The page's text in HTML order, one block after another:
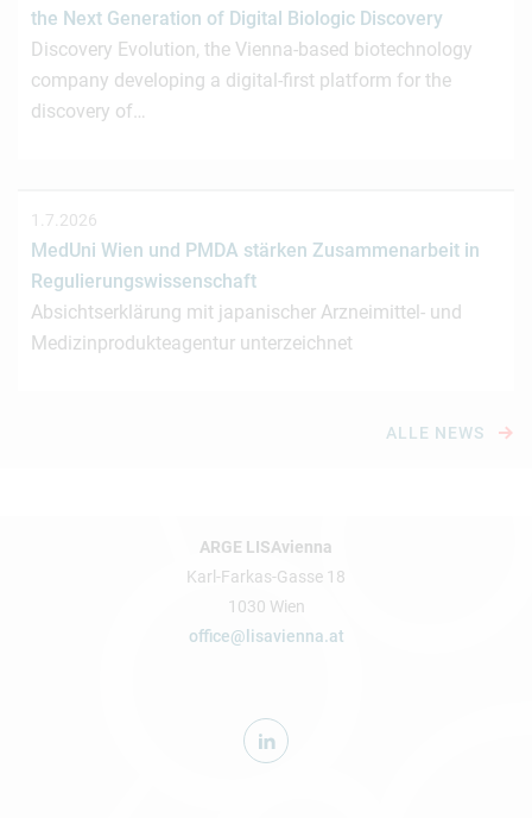
the Next Generation of Digital Biologic Discovery
Discovery Evolution, the Vienna-based biotechnology
company developing a digital-first platform for the
discovery of…
1.7.2026
MedUni Wien und PMDA stärken Zusammenarbeit in
Regulierungswissenschaft
Absichtserklärung mit japanischer Arzneimittel- und
Medizinprodukteagentur unterzeichnet
ALLE NEWS
ARGE LISAvienna
Karl-Farkas-Gasse 18
1030 Wien
office@lisavienna.at